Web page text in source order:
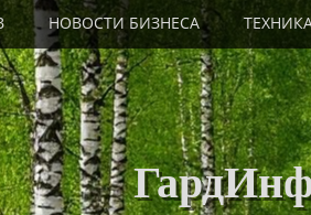
НОВОСТИ БИЗНЕСА